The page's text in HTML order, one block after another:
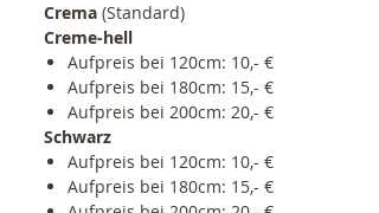
Crema (Standard)
Creme-hell
Aufpreis bei 120cm: 10,- €
Aufpreis bei 180cm: 15,- €
Aufpreis bei 200cm: 20,- €
Schwarz
Aufpreis bei 120cm: 10,- €
Aufpreis bei 180cm: 15,- €